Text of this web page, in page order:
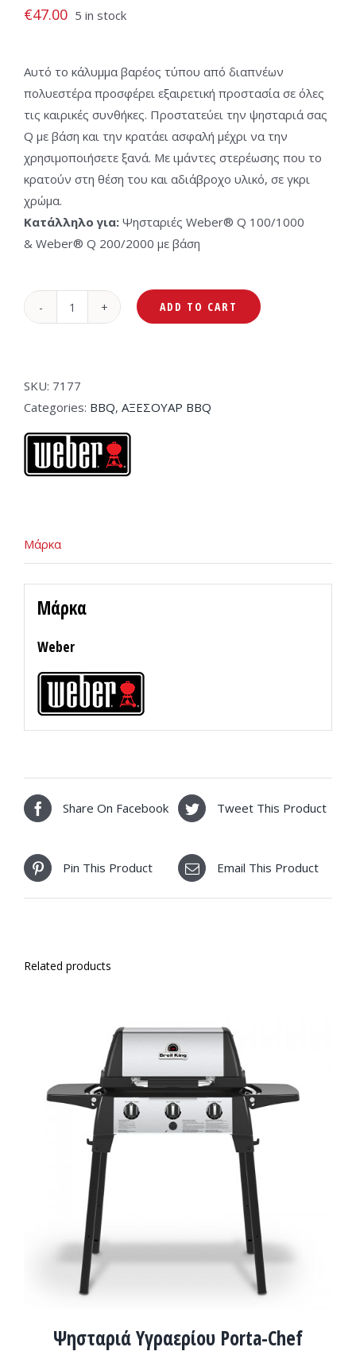
€47.00 5 in stock
Αυτό το κάλυμμα βαρέος τύπου από διαπνέων
πολυεστέρα προσφέρει εξαιρετική προστασία σε όλες
τις καιρικές συνθήκες. Προστατεύει την ψησταριά σας
Q με βάση και την κρατάει ασφαλή μέχρι να την
χρησιμοποιήσετε ξανά. Με ιμάντες στερέωσης που το
κρατούν στη θέση του και αδιάβροχο υλικό, σε γκρι
χρώμα.
Κατάλληλο για: Ψησταριές Weber® Q 100/1000
& Weber® Q 200/2000 με βάση
Weber
Για
Q100/1000
Q200/2000
Με
ADD TO CART
SKU: 7177
Categories: BBQ, ΑΞΕΣΟΥΑΡ BBQ
Μάρκα
Μάρκα
Weber
Share On Facebook Tweet This Product
Pin This Product Email This Product
Related products
ADD TO CART ΛΕΠΤΟΜΈΡΕΙΕΣ
Ψησταριά Υγραερίου Porta-Chef